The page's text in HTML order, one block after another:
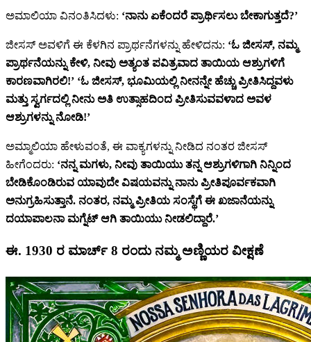
ಅಮಾಲಿಯಾ ವಿನಂತಿಸಿದಳು: ‘ನಾನು ಏಕೆಂದರೆ ಪ್ರಾರ್ಥಿಸಲು ಬೇಕಾಗುತ್ತದೆ?’
ಜೀಸಸ್ ಅವಳಿಗೆ ಈ ಕೆಳಗಿನ ಪ್ರಾರ್ಥನೆಗಳನ್ನು ಹೇಳಿದನು: ‘ಓ ಜೀಸಸ್, ನಮ್ಮ
ಪ್ರಾರ್ಥನೆಯನ್ನು ಕೇಳಿ, ನೀವು ಅತ್ಯಂತ ಪವಿತ್ರವಾದ ತಾಯಿಯ ಆಶ್ರುಗಳಿಗೆ
ಕಾರಣವಾಗಿರಲಿ!’ ‘ಓ ಜೀಸಸ್, ಭೂಮಿಯಲ್ಲಿ ನೀನನ್ನೇ ಹೆಚ್ಚು ಪ್ರೀತಿಸಿದ್ದವಳು
ಮತ್ತು ಸ್ವರ್ಗದಲ್ಲಿ ನೀನು ಅತಿ ಉತ್ಸಾಹದಿಂದ ಪ್ರೀತಿಸುವವಳಾದ ಅವಳ
ಆಶ್ರುಗಳನ್ನು ನೋಡಿ!’
ಅಮ್ಮಾಲಿಯಾ ಹೇಳುವಂತೆ, ಈ ವಾಕ್ಯಗಳನ್ನು ನೀಡಿದ ನಂತರ ಜೀಸಸ್
ಹೀಗೆಂದರು: ‘ನನ್ನ ಮಗಳು, ನೀವು ತಾಯಿಯು ತನ್ನ ಆಶ್ರುಗಳಿಗಾಗಿ ನಿನ್ನಿಂದ
ಬೇಡಿಕೊಂಡಿರುವ ಯಾವುದೇ ವಿಷಯವನ್ನು ನಾನು ಪ್ರೀತಿಪೂರ್ವಕವಾಗಿ
ಅನುಗ್ರಹಿಸುತ್ತಾನೆ. ನಂತರ, ನಮ್ಮ ಪ್ರೀತಿಯ ಸಂಸ್ಥೆಗೆ ಈ ಖಜಾನೆಯನ್ನು
ದಯಾಪಾಲನಾ ಮಗ್ನೆಟ್ ಆಗಿ ತಾಯಿಯು ನೀಡಲಿದ್ದಾರೆ.’
ಈ. 1930 ರ ಮಾರ್ಚ್ 8 ರಂದು ನಮ್ಮ ಅಣ್ಣಿಯರ ವೀಕ್ಷಣೆ